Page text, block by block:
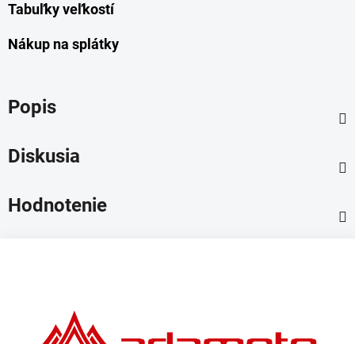
Tabuľky veľkostí
Nákup na splátky
Popis
Diskusia
Hodnotenie